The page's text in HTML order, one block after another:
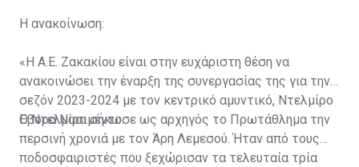
Η ανακοίνωση:
«Η Α.Ε. Ζακακίου είναι στην ευχάριστη θέση να
ανακοινώσει την έναρξη της συνεργασίας της για την
σεζόν 2023-2024 με τον κεντρικό αμυντικό, Ντελμίρο
Έβορα Νασιμέντο.
Ο Ντελμίρο σήκωσε ως αρχηγός το Πρωτάθλημα την
περσινή χρονιά με τον Άρη Λεμεσού. Ήταν από τους
ποδοσφαιριστές που ξεχώρισαν τα τελευταία τρία